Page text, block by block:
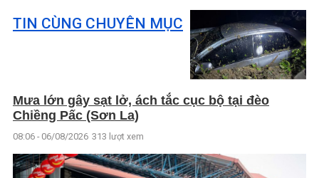
TIN CÙNG CHUYÊN MỤC
Mưa lớn gây sạt lở, ách tắc cục bộ tại đèo
Chiềng Pấc (Sơn La)
08:06 - 06/08/2026 313 lượt xem